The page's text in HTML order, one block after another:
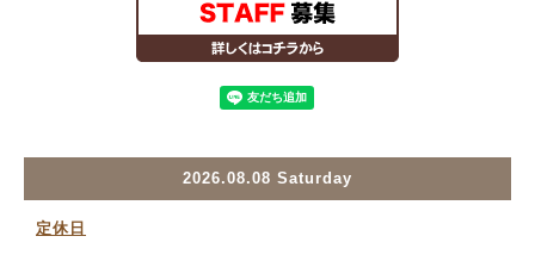
2026.08.08 Saturday
定休日